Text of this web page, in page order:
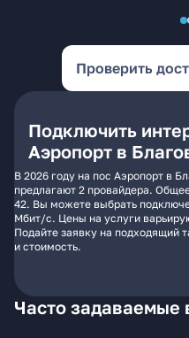
Проверить
Подключить
Аэропорт в
В 2026 году на пос Аэропорт в
предлагают 2 провайдера.
42. Вы можете выбрать
Мбит/с. Цены на услуги
Подайте заявку на подходящий
и стоимость.
Часто задаваемые